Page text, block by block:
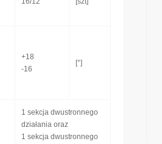
+18
-16
[°]
1 sekcja dwustronnego
działania oraz
1 sekcja dwustronnego